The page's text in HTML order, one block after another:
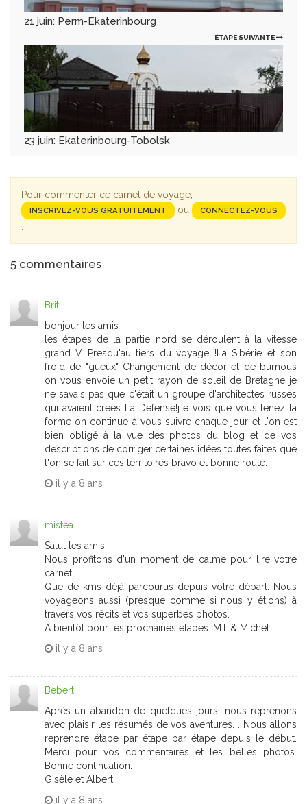
21 juin: Perm-Ekaterinbourg
ÉTAPE SUIVANTE
23 juin: Ekaterinbourg-Tobolsk
Pour commenter ce carnet de voyage,
INSCRIVEZ-VOUS GRATUITEMENT ou CONNECTEZ-VOUS
5 commentaires
Brit
bonjour les amis
les étapes de la partie nord se déroulent à la vitesse
grand V Presqu'au tiers du voyage !La Sibérie et son
froid de "gueux" Changement de décor et de burnous
on vous envoie un petit rayon de soleil de Bretagne je
ne savais pas que c'était un groupe d'architectes russes
qui avaient crées La Défense!j e vois que vous tenez la
forme on continue à vous suivre chaque jour et l'on est
bien obligé à la vue des photos du blog et de vos
descriptions de corriger certaines idées toutes faites que
l'on se fait sur ces territoires bravo et bonne route.
il y a 8 ans
mistea
Salut les amis
Nous profitons d'un moment de calme pour lire votre
carnet.
Que de kms déjà parcourus depuis votre départ. Nous
voyageons aussi (presque comme si nous y étions) à
travers vos récits et vos superbes photos.
A bientôt pour les prochaines étapes. MT & Michel
il y a 8 ans
Bebert
Après un abandon de quelques jours, nous reprenons
avec plaisir les résumés de vos aventures. . Nous allons
reprendre étape par étape par étape depuis le début.
Merci pour vos commentaires et les belles photos.
Bonne continuation.
Gisèle et Albert
il y a 8 ans